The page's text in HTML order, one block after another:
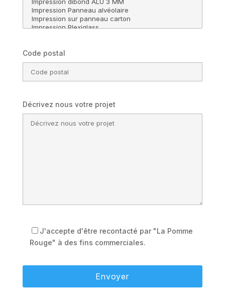
Code postal
Décrivez nous votre projet
J'accepte d'être recontacté par "La Pomme
Rouge" à des fins commerciales.